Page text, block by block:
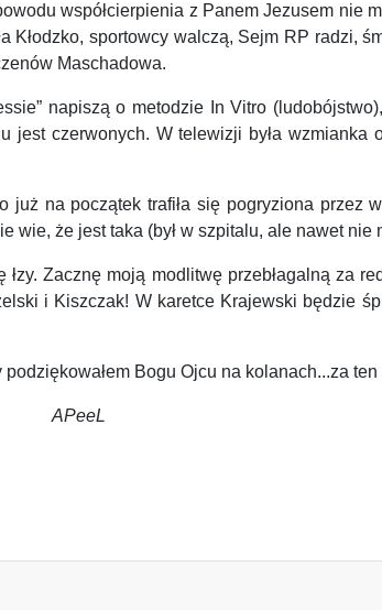
współcierpienia z Panem Jezusem nie
Kłodzko, sportowcy walczą, Sejm RP radzi,
Maschadowa.
napiszą o metodzie In Vitro
czerwonych. W telewizji była wzmianka
na początek trafiła się pogryziona przez
że jest taka (był w szpitalu, ale nawet nie
Zacznę moją modlitwę przebłagalną za
i Kiszczak! W karetce Krajewski będzie
Bogu Ojcu na kolanach...za ten